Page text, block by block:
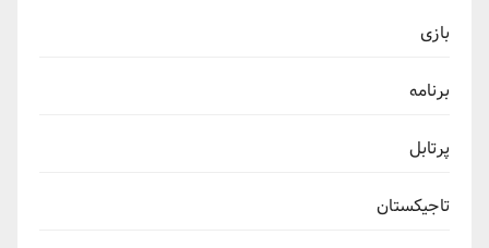
بازی
برنامه
پرتابل
تاجیکستان